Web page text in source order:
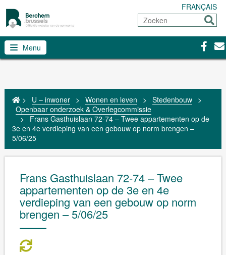
FRANÇAIS
Zoeken
Sturen
Menu
> U – inwoner > Wonen en leven > Stedenbouw
>
Openbaar onderzoek & Overlegcommissie
>
Frans Gasthuislaan 72-74 – Twee appartementen op de
3e en 4e verdieping van een gebouw op norm brengen –
5/06/25
Frans Gasthuislaan 72-74 – Twee
appartementen op de 3e en 4e
verdieping van een gebouw op norm
brengen – 5/06/25